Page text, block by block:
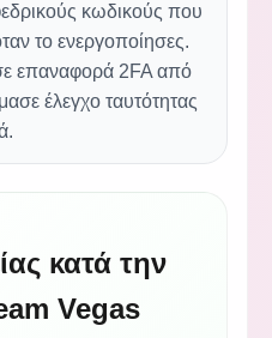
κωδικούς που
το ενεργοποίησες.
επαναφορά 2FA από
έλεγχο ταυτότητας
κατά την
Vegas